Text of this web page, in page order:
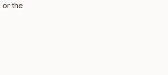
or the